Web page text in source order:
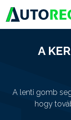
A
A lenti gomb
hogy